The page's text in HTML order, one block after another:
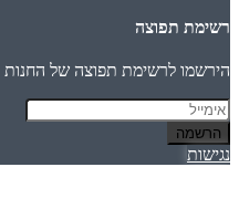
רשימת תפוצה
הירשמו לרשימת תפוצה של החנות
הרשמה
נגישות